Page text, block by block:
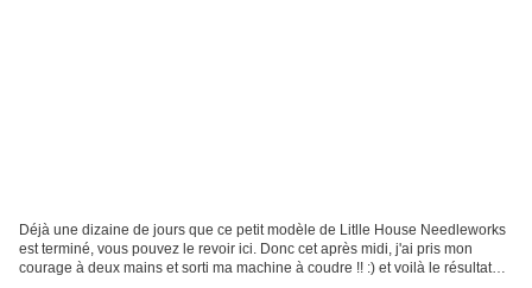
Déjà une dizaine de jours que ce petit modèle de Litlle House Needleworks
est terminé, vous pouvez le revoir ici. Donc cet après midi, j'ai pris mon
courage à deux mains et sorti ma machine à coudre !! :) et voilà le résultat